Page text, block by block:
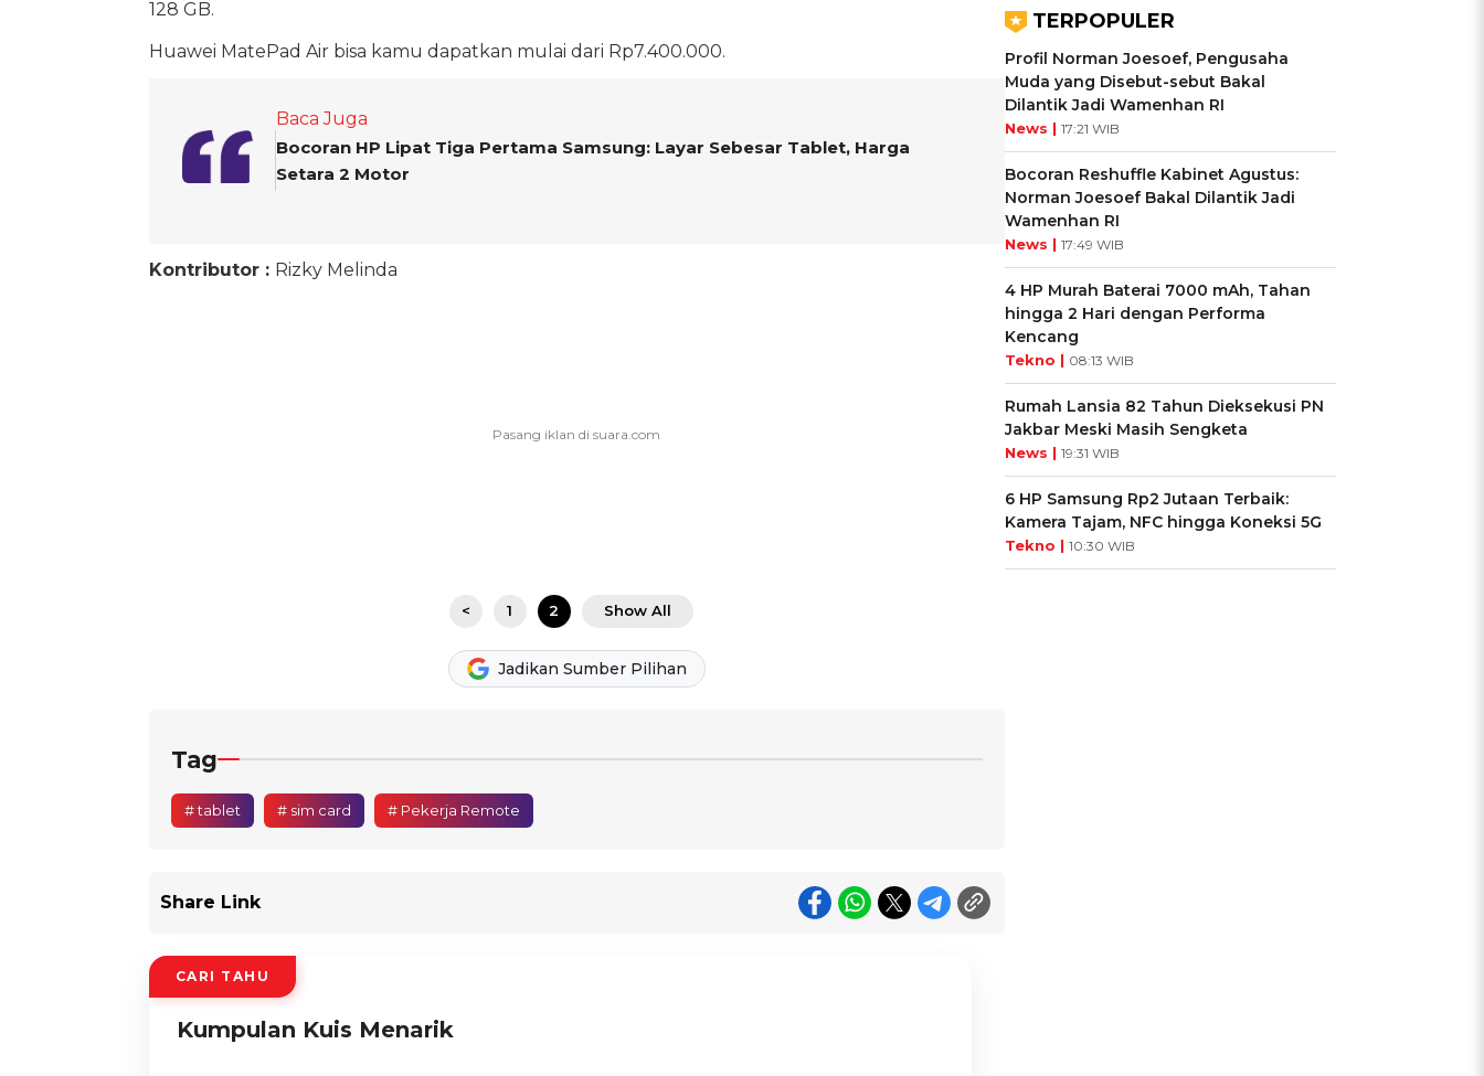
128 GB.
Huawei MatePad Air bisa kamu dapatkan mulai dari Rp7.400.000.
Baca Juga
Bocoran HP Lipat Tiga Pertama Samsung: Layar Sebesar Tablet, Harga
Setara 2 Motor
Kontributor : Rizky Melinda
< 1 2 Show All
Jadikan Sumber Pilihan
Tag
# tablet # sim card # Pekerja Remote
Share Link
CARI TAHU
Kumpulan Kuis Menarik
TERPOPULER
Profil Norman Joesoef, Pengusaha
Muda yang Disebut-sebut Bakal
Dilantik Jadi Wamenhan RI
News | 17:21 WIB
Bocoran Reshuffle Kabinet Agustus:
Norman Joesoef Bakal Dilantik Jadi
Wamenhan RI
News | 17:49 WIB
4 HP Murah Baterai 7000 mAh, Tahan
hingga 2 Hari dengan Performa
Kencang
Tekno | 08:13 WIB
Rumah Lansia 82 Tahun Dieksekusi PN
Jakbar Meski Masih Sengketa
News | 19:31 WIB
6 HP Samsung Rp2 Jutaan Terbaik:
Kamera Tajam, NFC hingga Koneksi 5G
Tekno | 10:30 WIB